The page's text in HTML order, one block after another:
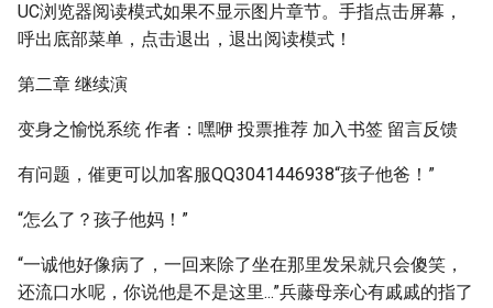
UC浏览器阅读模式如果不显示图片章节。手指点击屏幕，
呼出底部菜单，点击退出，退出阅读模式！
第二章 继续演
变身之愉悦系统 作者：嘿咿 投票推荐 加入书签 留言反馈
有问题，催更可以加客服QQ3041446938“孩子他爸！”
“怎么了？孩子他妈！”
“一诚他好像病了，一回来除了坐在那里发呆就只会傻笑，
还流口水呢，你说他是不是这里...”兵藤母亲心有戚戚的指了